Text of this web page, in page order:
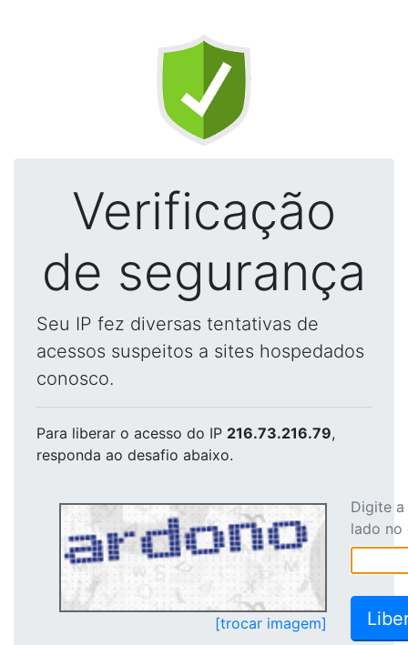
Verificação
de segurança
Seu IP fez diversas tentativas de
acessos suspeitos a sites hospedados
conosco.
Para liberar o acesso do IP 216.73.216.79,
responda ao desafio abaixo.
[trocar imagem]
Digite
lado no